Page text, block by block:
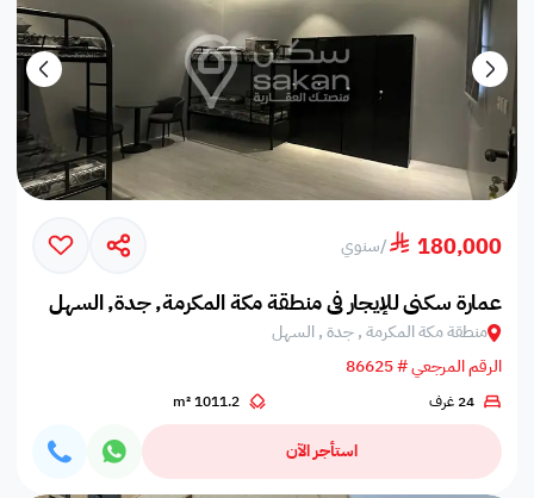
180,000
/سنوي
عمارة سكني للإيجار في منطقة مكة المكرمة, جدة, السهل
منطقة مكة المكرمة , جدة , السهل
الرقم المرجعي # 86625
24 غرف 1011.2 m²
استأجر الآن